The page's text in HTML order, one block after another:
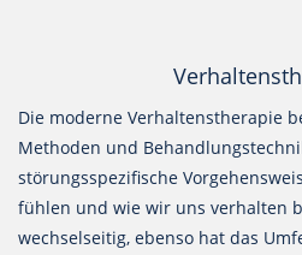
Die moderne Verhaltenstherapie
Methoden und
störungsspezifische
fühlen und wie wir uns verhalten
wechselseitig, ebenso hat das